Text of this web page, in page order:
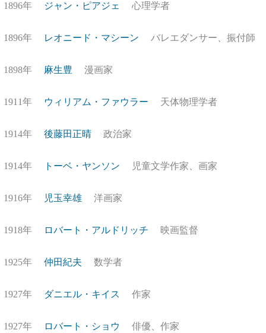
1896年 ジャン・ピアジェ 心理学者
1896年 レオニード・マシーン バレエダンサー、振付師
1898年 麻生豊 漫画家
1911年 ウィリアム・ファウラー 天体物理学者
1914年 後藤田正晴 政治家
1914年 トーベ・ヤンソン 児童文学作家、画家
1916年 児玉幸雄 洋画家
1918年 ロバート・アルドリッチ 映画監督
1925年 仲田紀夫 数学者
1927年 ダニエル・キイス 作家
1927年 ロバート・ショウ 俳優、作家